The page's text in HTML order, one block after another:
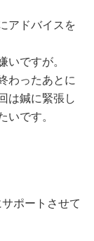
アドバイスを
いですが。
わったあとに
は鍼に緊張し
いです。
ポートさせて